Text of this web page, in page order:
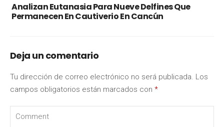
Analizan Eutanasia Para Nueve Delfines Que
Permanecen En Cautiverio En Cancún
Deja un comentario
Tu dirección de correo electrónico no será publicada. Los
campos obligatorios están marcados con *